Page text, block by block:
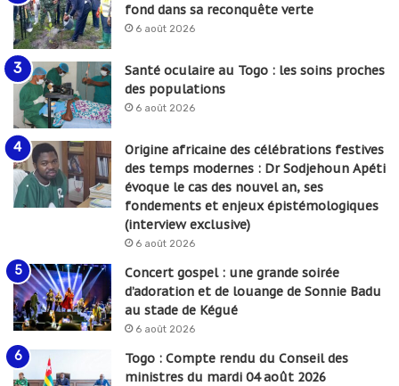
fond dans sa reconquête verte
6 août 2026
Santé oculaire au Togo : les soins proches
des populations
6 août 2026
Origine africaine des célébrations festives
des temps modernes : Dr Sodjehoun Apéti
évoque le cas des nouvel an, ses
fondements et enjeux épistémologiques
(interview exclusive)
6 août 2026
Concert gospel : une grande soirée
d’adoration et de louange de Sonnie Badu
au stade de Kégué
6 août 2026
Togo : Compte rendu du Conseil des
ministres du mardi 04 août 2026